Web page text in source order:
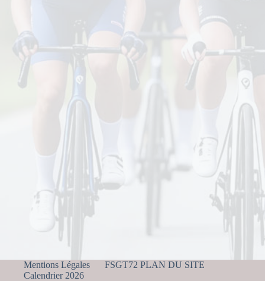
Mentions Légales
FSGT72 PLAN DU SITE
Calendrier 2026